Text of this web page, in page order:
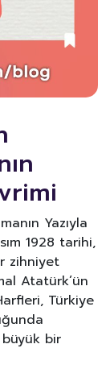
Yazıyla
1928 tarihi,
zihniyet
Atatürk’ün
Türkiye
bir